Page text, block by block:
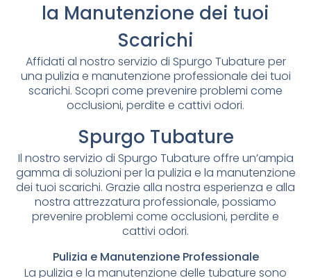
la Manutenzione dei tuoi
Scarichi
Affidati al nostro servizio di Spurgo Tubature per
una pulizia e manutenzione professionale dei tuoi
scarichi. Scopri come prevenire problemi come
occlusioni, perdite e cattivi odori.
Spurgo Tubature
Il nostro servizio di Spurgo Tubature offre un’ampia
gamma di soluzioni per la pulizia e la manutenzione
dei tuoi scarichi. Grazie alla nostra esperienza e alla
nostra attrezzatura professionale, possiamo
prevenire problemi come occlusioni, perdite e
cattivi odori.
Pulizia e Manutenzione Professionale
La pulizia e la manutenzione delle tubature sono